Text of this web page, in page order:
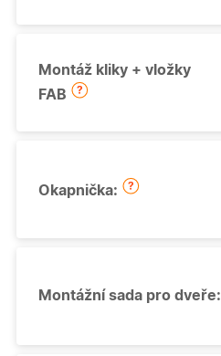
Montáž kliky + vložky
FAB
Okapnička:
Montážní sada pro dveře: